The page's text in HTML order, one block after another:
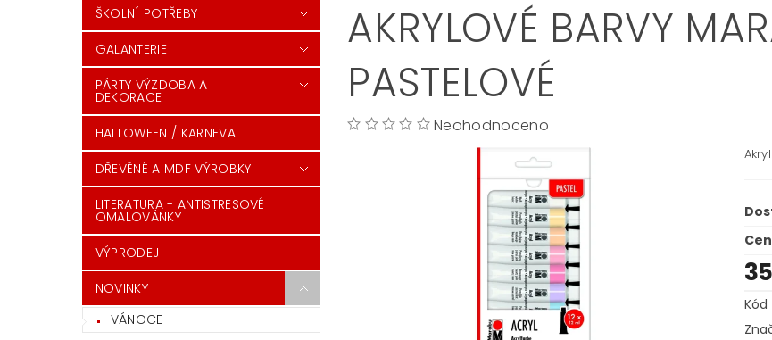
ŠKOLNÍ POTŘEBY
GALANTERIE
PÁRTY VÝZDOBA A
DEKORACE
HALLOWEEN / KARNEVAL
DŘEVĚNÉ A MDF VÝROBKY
LITERATURA - ANTISTRESOVÉ
OMALOVÁNKY
VÝPRODEJ
NOVINKY
VÁNOCE
AKRYLOVÉ BARVY
PASTELOVÉ
Neohodnoceno